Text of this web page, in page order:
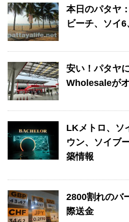
本日のパタヤ
ビーチ、ソイ
安い！パタヤ
Wholesaleが
LKメトロ、ソ
ウン、ソイブ
築情報
2800割れのバ
際送金